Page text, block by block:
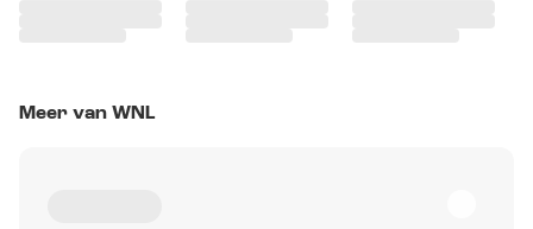
Meer van WNL